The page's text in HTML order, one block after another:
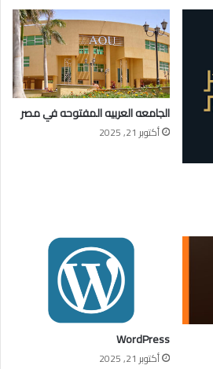
الجامعه العربيه المفتوحه في مصر
أكتوبر 21, 2025
WordPress
أكتوبر 21, 2025